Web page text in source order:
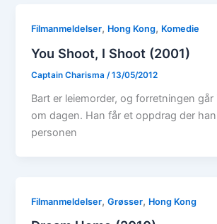
Filmanmeldelser, Hong Kong, Komedie
You Shoot, I Shoot (2001)
Captain Charisma /13/05/2012
Bart er leiemorder, og forretningen går
om dagen. Han får et oppdrag der
personen
Filmanmeldelser,Grøsser, Hong Kong